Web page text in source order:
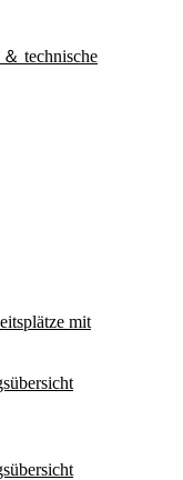
technische
mit